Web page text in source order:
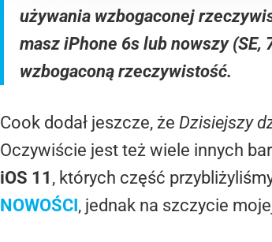
używania wzbogaconej
masz iPhone 6s lub nowszy
wzbogaconą rzeczywistość.
Cook dodał jeszcze, że Dzisiejszy
Oczywiście jest też wiele innych
iOS 11 , których część
NOWOŚCI, jednak na szczycie